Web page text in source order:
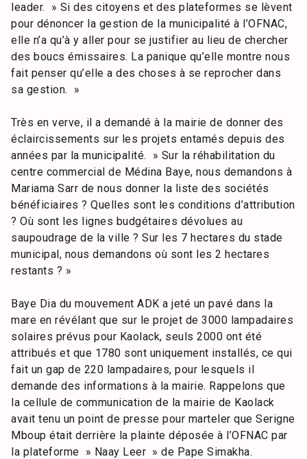
leader. » Si des citoyens et des plateformes se lèvent
pour dénoncer la gestion de la municipalité à l’OFNAC,
elle n’a qu’à y aller pour se justifier au lieu de chercher
des boucs émissaires. La panique qu’elle montre nous
fait penser qu’elle a des choses à se reprocher dans
sa gestion. »
Très en verve, il a demandé à la mairie de donner des
éclaircissements sur les projets entamés depuis des
années par la municipalité. » Sur la réhabilitation du
centre commercial de Médina Baye, nous demandons à
Mariama Sarr de nous donner la liste des sociétés
bénéficiaires ? Quelles sont les conditions d’attribution
? Où sont les lignes budgétaires dévolues au
saupoudrage de la ville ? Sur les 7 hectares du stade
municipal, nous demandons où sont les 2 hectares
restants ? »
Baye Dia du mouvement ADK a jeté un pavé dans la
mare en révélant que sur le projet de 3000 lampadaires
solaires prévus pour Kaolack, seuls 2000 ont été
attribués et que 1780 sont uniquement installés, ce qui
fait un gap de 220 lampadaires, pour lesquels il
demande des informations à la mairie. Rappelons que
la cellule de communication de la mairie de Kaolack
avait tenu un point de presse pour marteler que Serigne
Mboup était derrière la plainte déposée à l’OFNAC par
la plateforme » Naay Leer » de Pape Simakha.